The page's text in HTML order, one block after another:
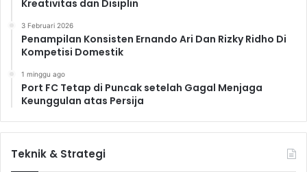
Kreativitas dan Disiplin
3 Februari 2026
Penampilan Konsisten Ernando Ari Dan Rizky Ridho Di
Kompetisi Domestik
1 minggu ago
Port FC Tetap di Puncak setelah Gagal Menjaga
Keunggulan atas Persija
Teknik & Strategi